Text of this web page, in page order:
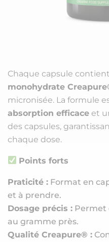
Chaque capsule contient
monohydrate
micronisée. La formule
absorption efficace et
des capsules,
chaque dose.
Points forts
Praticité : Format en
et à prendre.
Dosage précis : Permet
au gramme près.
Qualité Creapure® :